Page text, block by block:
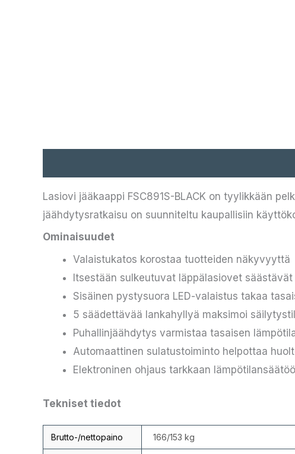
Lasiovi jääkaappi FSC891S-BLACK on tyylikkään
jäähdytysratkaisu on suunniteltu kaupallisiin
Ominaisuudet
Valaistukatos korostaa tuotteiden näkyvyyttä
Itsestään sulkeutuvat läppälasiovet
Sisäinen pystysuora LED-valaistus takaa
5 säädettävää lankahyllyä maksimoi
Puhallinjäähdytys varmistaa tasaisen
Automaattinen sulatustoiminto helpottaa
Elektroninen ohjaus tarkkaan
Tekniset tiedot
Brutto-/nettopaino 166/153 kg